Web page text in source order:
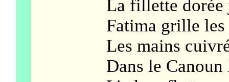
La fillette dorée
Fatima grille les
Les mains cuivrées
Dans le Canoun le